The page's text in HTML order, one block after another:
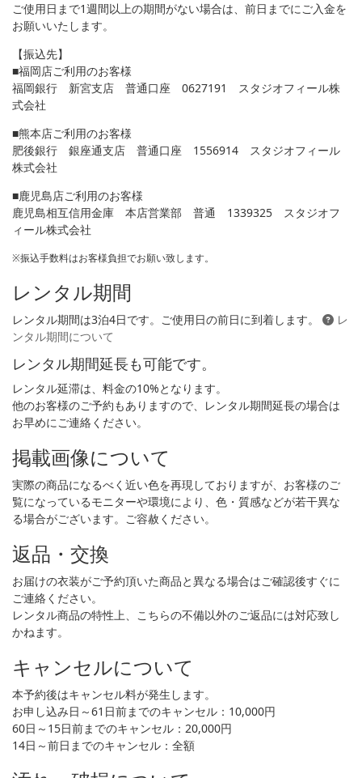
ご使用日まで1週間以上の期間がない場合は、前日までにご入金を
お願いいたします。
【振込先】
■福岡店ご利用のお客様
福岡銀行 新宮支店 普通口座 0627191 スタジオフィール株
式会社
■熊本店ご利用のお客様
肥後銀行 銀座通支店 普通口座 1556914 スタジオフィール
株式会社
■鹿児島店ご利用のお客様
鹿児島相互信用金庫 本店営業部 普通 1339325 スタジオフ
ィール株式会社
※振込手数料はお客様負担でお願い致します。
レンタル期間
レンタル期間は3泊4日です。ご使用日の前日に到着します。
レ
ンタル期間について
レンタル期間延長も可能です。
レンタル延滞は、料金の10%となります。
他のお客様のご予約もありますので、レンタル期間延長の場合は
お早めにご連絡ください。
掲載画像について
実際の商品になるべく近い色を再現しておりますが、お客様のご
覧になっているモニターや環境により、色・質感などが若干異な
る場合がございます。ご容赦ください。
返品・交換
お届けの衣装がご予約頂いた商品と異なる場合はご確認後すぐに
ご連絡ください。
レンタル商品の特性上、こちらの不備以外のご返品には対応致し
かねます。
キャンセルについて
本予約後はキャンセル料が発生します。
お申し込み日～61日前までのキャンセル：10,000円
60日～15日前までのキャンセル：20,000円
14日～前日までのキャンセル：全額